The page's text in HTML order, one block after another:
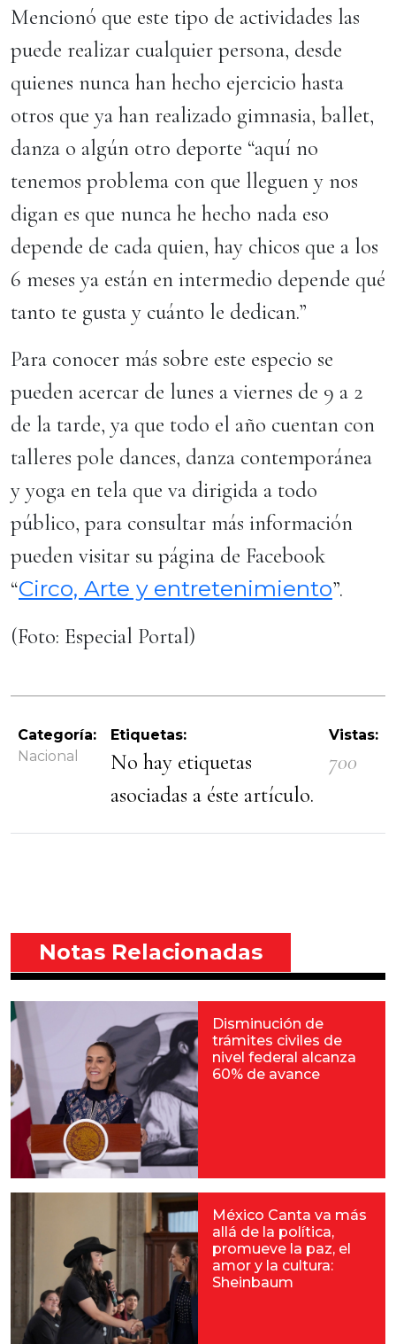
Mencionó que este tipo de actividades las
puede realizar cualquier persona, desde
quienes nunca han hecho ejercicio hasta
otros que ya han realizado gimnasia, ballet,
danza o algún otro deporte “aquí no
tenemos problema con que lleguen y nos
digan es que nunca he hecho nada eso
depende de cada quien, hay chicos que a los
6 meses ya están en intermedio depende qué
tanto te gusta y cuánto le dedican.”
Para conocer más sobre este especio se
pueden acercar de lunes a viernes de 9 a 2
de la tarde, ya que todo el año cuentan con
talleres pole dances, danza contemporánea
y yoga en tela que va dirigida a todo
público, para consultar más información
pueden visitar su página de Facebook
“Circo, Arte y entretenimiento”.
(Foto: Especial Portal)
Categoría:
Nacional
Etiquetas:
No hay etiquetas
asociadas a éste artículo.
Vistas:
700
Notas Relacionadas
Disminución de
trámites civiles de
nivel federal alcanza
60% de avance
México Canta va más
allá de la política,
promueve la paz, el
amor y la cultura:
Sheinbaum